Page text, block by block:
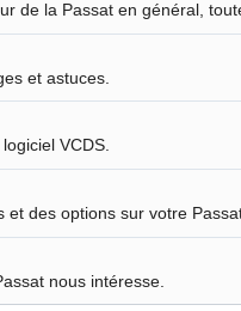
de la Passat en général,
et astuces.
VCDS.
et des options sur votre
nous intéresse.